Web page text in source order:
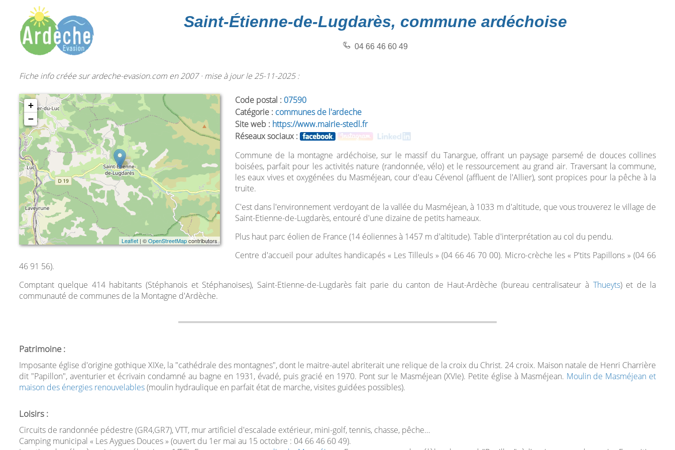
Saint-Étienne-de-Lugdarès, commune ardéchoise
04 66 46 60 49
Fiche info créée sur ardeche-evasion.com en 2007 · mise à jour le 25-11-2025 :
+
−
Leaflet| ©OpenStreetMapcontributors
Code postal : 07590
Catégorie : communes de l'ardeche
Site web : https://www.mairie-stedl.fr
Réseaux sociaux :
Commune de la montagne ardéchoise, sur le massif du Tanargue, offrant un paysage parsemé de douces collines
boisées, parfait pour les activités nature (randonnée, vélo) et le ressourcement au grand air. Traversant la commune,
les eaux vives et oxygénées du Masméjean, cour d'eau Cévenol (affluent de l'Allier), sont propices pour la pêche à la
truite.
C'est dans l'environnement verdoyant de la vallée du Masméjean, à 1033 m d'altitude, que vous trouverez le village de
Saint-Etienne-de-Lugdarès, entouré d'une dizaine de petits hameaux.
Plus haut parc éolien de France (14 éoliennes à 1457 m d'altitude). Table d'interprétation au col du pendu.
Centre d'accueil pour adultes handicapés « Les Tilleuls » (04 66 46 70 00). Micro-crèche les « P'tits Papillons » (04 66
46 91 56).
Comptant quelque 414 habitants (Stéphanois et Stéphanoises), Saint-Etienne-de-Lugdarès fait parie du canton de Haut-Ardèche (bureau centralisateur à Thueyts) et de la
communauté de communes de la Montagne d'Ardèche.
Patrimoine :
Imposante église d'origine gothique XIXe, la "cathédrale des montagnes", dont le maitre-autel abriterait une relique de la croix du Christ. 24 croix. Maison natale de Henri Charrière
dit "Papillon", aventurier et écrivain condamné au bagne en 1931, évadé, puis gracié en 1970. Pont sur le Masméjean (XVIe). Petite église à Masméjean. Moulin de Masméjean et
maison des énergies renouvelables(moulin hydraulique en parfait état de marche, visites guidées possibles).
Loisirs :
Circuits de randonnée pédestre (GR4,GR7), VTT, mur artificiel d'escalade extérieur, mini-golf, tennis, chasse, pêche…
Camping municipal « Les Aygues Douces » (ouvert du 1er mai au 15 octobre : 04 66 46 60 49).